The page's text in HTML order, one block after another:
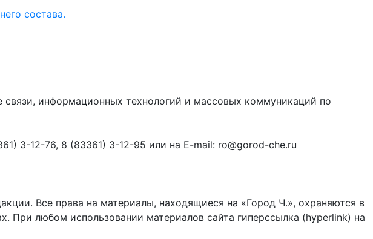
состава.
связи, информационных технологий и массовых коммуникаций по
3-12-76, 8 (83361) 3-12-95 или на E-mail: ro@gorod-che.ru
Все права на материалы, находящиеся на «Город Ч.», охраняются в
При любом использовании материалов сайта гиперссылка (hyperlink) на